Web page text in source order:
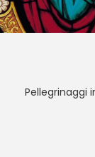
Pellegrinaggi